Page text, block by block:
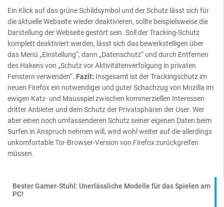
Ein Klick auf das grüne Schildsymbol und der Schutz lässt sich für
die aktuelle Webseite wieder deaktivieren, sollte beispielsweise die
Darstellung der Webseite gestört sein. Soll der Tracking-Schutz
komplett deaktiviert werden, lässt sich das bewerkstelligen über
das Menü „Einstellung“, dann „Datenschutz“ und durch Entfernen
des Hakens von „Schutz vor Aktivitätenverfolgung in privaten
Fenstern verwenden“. Fazit: Insgesamt ist der Trackingschutz im
neuen Firefox ein notwendiger und guter Schachzug von Mozilla im
ewigen Katz- und Mausspiel zwischen kommerziellen Interessen
dritter Anbieter und dem Schutz der Privatsphären der User. Wer
aber einen noch umfassenderen Schutz seiner eigenen Daten beim
Surfen in Anspruch nehmen will, wird wohl weiter auf die allerdings
unkomfortable Tor-Browser-Version von Firefox zurückgreifen
müssen.
Bester Gamer-Stuhl: Unerlässliche Modelle für das Spielen am
PC!